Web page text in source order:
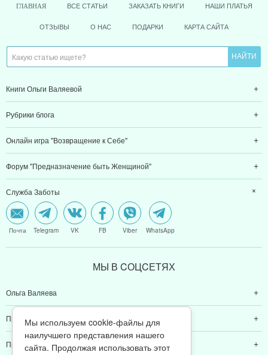
ГЛАВНАЯ ВСЕ СТАТЬИ ЗАКАЗАТЬ КНИГИ НАШИ ПЛАТЬЯ
ОТЗЫВЫ О НАС ПОДАРКИ КАРТА САЙТА
Книги Ольги Валяевой
Рубрики блога
Онлайн игра "Возвращение к Себе"
Форум "Предназначение быть Женщиной"
Служба Заботы
Почта Telegram VK FB Viber WhatsApp
МЫ В CОЦCЕТЯХ
Ольга Валяева
Предназначение быть женщиной
Предназначение быть мамой
Мы используем cookie-файлы для
наилучшего представления нашего
сайта. Продолжая использовать этот